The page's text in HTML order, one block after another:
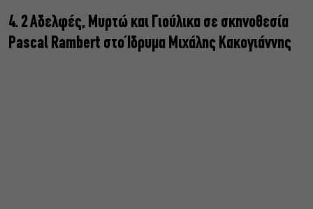
4. 2 Αδελφές, Μυρτώ και Γιούλικα σε σκηνοθεσία
Pascal Rambert στο Ίδρυμα Μιχάλης Κακογιάννης